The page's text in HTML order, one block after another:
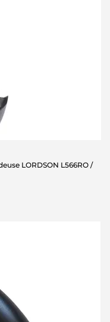
LORDSON L566RO /